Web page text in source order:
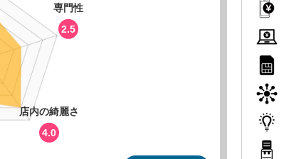
専門性
2.5
店内の綺麗さ
4.0